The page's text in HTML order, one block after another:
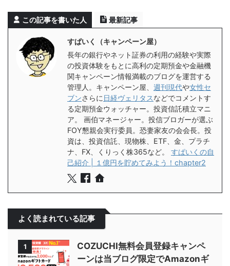
この記事を書いた人 最新記事
すぱいく（キャンペーン屋）
長年の銀行やネット証券の利用の経験や実際
の投資体験をもとに高利の定期預金や金融機
関キャンペーン情報満載のブログを運営する
管理人。キャンペーン屋、 週刊現代や女性セ
ブンさらに 日経ヴェリタスなどでコメントす
る定期預金ウォッチャー。投資信託積立マニ
ア。 画伯マネージャー。投信ブロガーが選ぶ
FOY懇親会実行委員。恐妻家友の会会長。投
資は、投資信託、現物株、ETF、金、プラチ
ナ、FX、くりっく株365など。 すぱいくの自
己紹介 | １億円を貯めてみよう！chapter2
よく読まれている記事
1
COZUCHI無料会員登録キャンペ
ーンは当ブログ限定でAmazonギ